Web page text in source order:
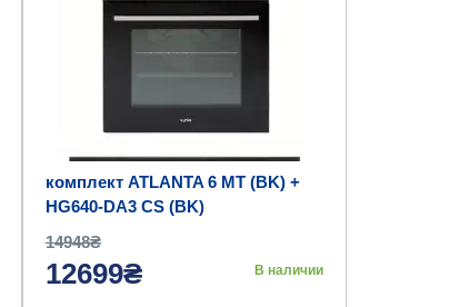
комплект ATLANTA 6 MT (BK) +
HG640-DA3 CS (BK)
14948₴
12699₴ В наличии